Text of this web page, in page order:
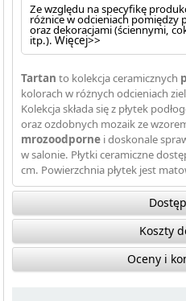
Ze względu na specyfikę
różnice w odcieniach pomiędzy
oraz dekoracjami (ściennymi,
itp.).Więcej>>
Tartan to kolekcja ceramicznych
kolorach w różnych odcieniach
Kolekcja składa się z płytek
oraz ozdobnych mozaik ze
mrozoodporne i doskonale
w salonie. Płytki ceramiczne
cm. Powierzchnia płytek jest
Koszty
Oceny i